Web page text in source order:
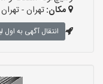
مکان:تهران - تهران
انتقال آگهی به